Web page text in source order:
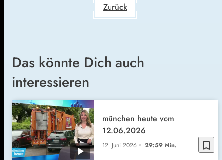
Zurück
Das könnte Dich auch
interessieren
bookmark_border
12. Juni 2026 29:59 Min.
münchen heute vom
12.06.2026